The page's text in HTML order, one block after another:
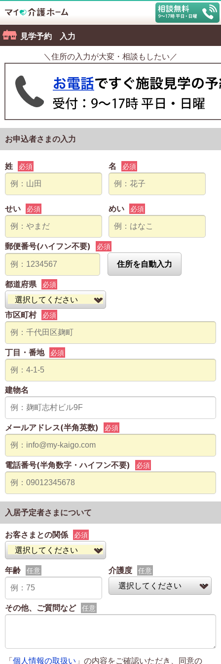
見学予約 入力
＼住所の入力が大変・相談もしたい／
お申込者さまの入力
姓 必須 名 必須
せい 必須 めい 必須
郵便番号(ハイフン不要) 必須
住所を自動入力
都道府県 必須
市区町村 必須
丁目・番地 必須
建物名
メールアドレス(半角英数) 必須
電話番号(半角数字・ハイフン不要) 必須
入居予定者さまについて
お客さまとの関係 必須
年齢 任意 介護度 任意
その他、ご質問など 任意
「個人情報の取扱い 」の内容をご確認いただき、同意の